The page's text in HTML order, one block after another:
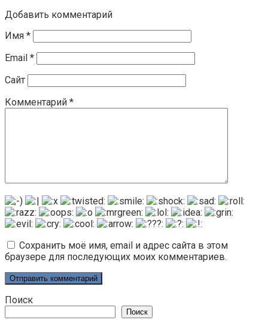
Добавить комментарий
Имя *
Email *
Сайт
Комментарий *
Сохранить моё имя, email и адрес сайта в этом
браузере для последующих моих комментариев.
Поиск
Поиск